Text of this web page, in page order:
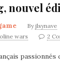
nouvel
By jlsynave
wars 2
passionnés